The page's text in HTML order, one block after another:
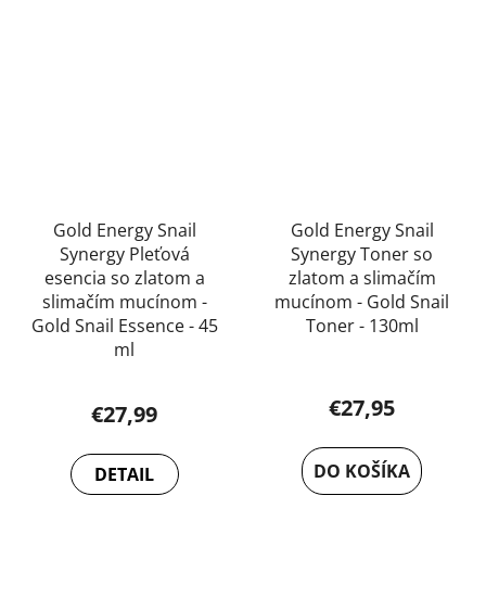
Gold Energy Snail
Synergy Pleťová
esencia so zlatom a
slimačím mucínom -
Gold Snail Essence - 45
ml
hodnotenie
produktu
je
€27,99
DETAIL
Gold Energy Snail
Synergy Toner so
zlatom a slimačím
mucínom - Gold Snail
Toner - 130ml
hodnotenie
je
5,0
€27,95
DO KOŠÍKA